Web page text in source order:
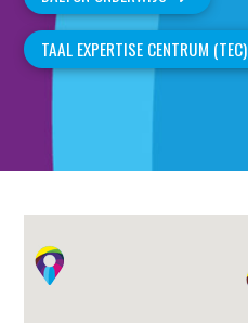
TAAL EXPERTISE CENTRUM (TEC)